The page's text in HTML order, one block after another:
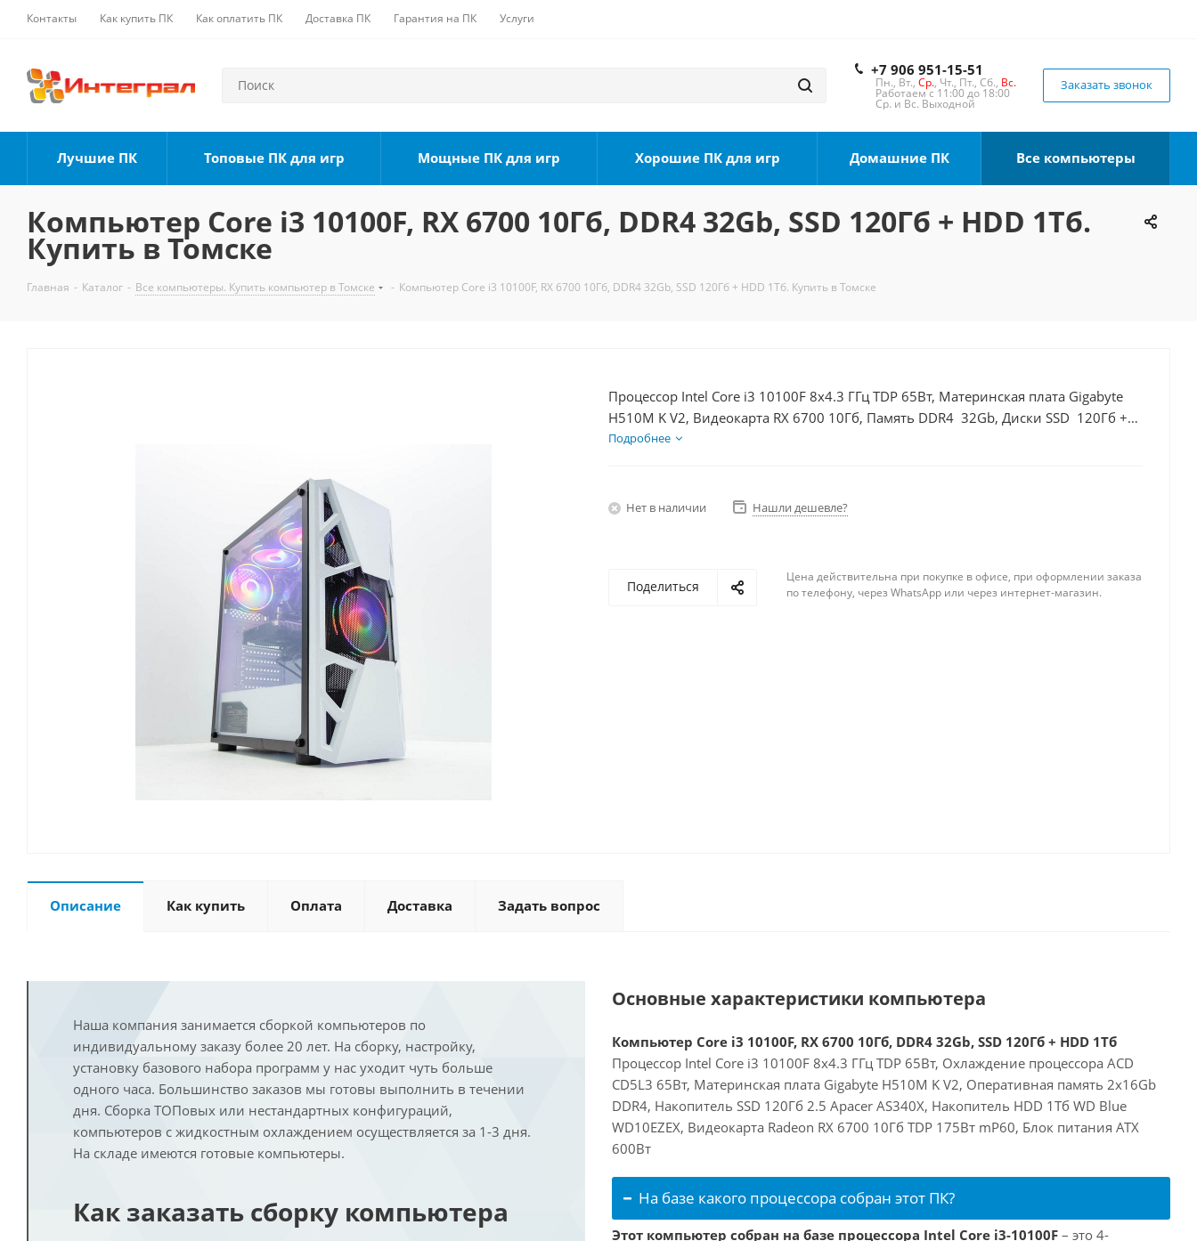
Контакты Как купить ПК Как оплатить ПК Доставка ПК Гарантия на ПК Услуги
+7 906 951-15-51
Пн., Вт., Ср., Чт., Пт., Сб., Вс.
Работаем с 11:00 до 18:00
Ср. и Вс. Выходной
Заказать звонок
Лучшие ПК Топовые ПК для игр Мощные ПК для игр Хорошие ПК для игр Домашние ПК Все компьютеры
Компьютер Core i3 10100F, RX 6700 10Гб, DDR4 32Gb, SSD 120Гб + HDD 1Тб.
Купить в Томске
Главная - Каталог - Все компьютеры. Купить компьютер в Томске - Компьютер Core i3 10100F, RX 6700 10Гб, DDR4 32Gb, SSD 120Гб + HDD 1Тб. Купить в Томске
Процессор Intel Core i3 10100F 8x4.3 ГГц TDP 65Вт, Материнская плата Gigabyte
H510M K V2, Видеокарта RX 6700 10Гб, Память DDR4 32Gb, Диски SSD 120Гб +
HDD 1Тб, БП 600Вт
Подробнее
Нет в наличии Нашли дешевле?
Поделиться
Цена действительна при покупке в офисе, при оформлении заказа
по телефону, через WhatsApp или через интернет-магазин.
Описание Как купить Оплата Доставка Задать вопрос
Наша компания занимается сборкой компьютеров по
индивидуальному заказу более 20 лет. На сборку, настройку,
установку базового набора программ у нас уходит чуть больше
одного часа. Большинство заказов мы готовы выполнить в течении
дня. Сборка ТОПовых или нестандартных конфигураций,
компьютеров с жидкостным охлаждением осуществляется за 1-3 дня.
На складе имеются готовые компьютеры.
Как заказать сборку компьютера
Основные характеристики компьютера
Компьютер Core i3 10100F, RX 6700 10Гб, DDR4 32Gb, SSD 120Гб + HDD 1Тб
Процессор Intel Core i3 10100F 8x4.3 ГГц TDP 65Вт, Охлаждение процессора ACD
CD5L3 65Вт, Материнская плата Gigabyte H510M K V2, Оперативная память 2x16Gb
DDR4, Накопитель SSD 120Гб 2.5 Apacer AS340X, Накопитель HDD 1Тб WD Blue
WD10EZEX, Видеокарта Radeon RX 6700 10Гб TDP 175Вт mP60, Блок питания ATX
600Вт
На базе какого процессора собран этот ПК?
Этот компьютер собран на базе процессора Intel Core i3-10100F – это 4-